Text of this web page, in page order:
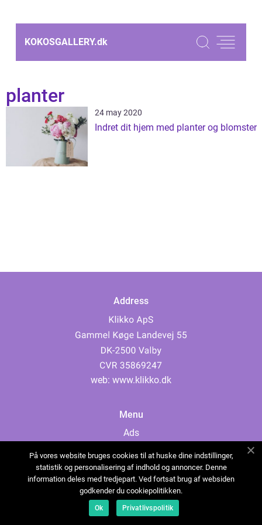
KOKOSGALLERY.dk
planter
24 may 2020
Indret dit hjem med planter og blomster
Address
web: www.klikko.dk
Menu
Ads
Cookies
Contact
Sitemap
På vores website bruges cookies til at huske dine indstillinger,
statistik og personalisering af indhold og annoncer. Denne
information deles med tredjepart. Ved fortsat brug af websiden
godkender du cookiepolitikken.
Ok Privatlivspolitik